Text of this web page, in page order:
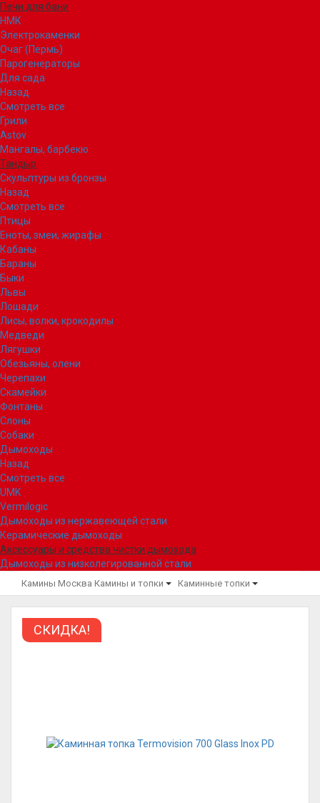
Печи для бани
НМК
Электрокаменки
Очаг (Пермь)
Парогенераторы
Для сада
Назад
Смотреть все
Грили
Astov
Мангалы, барбекю
Тандыр
Скульптуры из бронзы
Назад
Смотреть все
Птицы
Еноты, змеи, жирафы
Кабаны
Бараны
Быки
Львы
Лошади
Лисы, волки, крокодилы
Медведи
Лягушки
Обезьяны, олени
Черепахи
Скамейки
Фонтаны
Слоны
Собаки
Дымоходы
Назад
Смотреть все
UMK
Vermilogic
Дымоходы из нержавеющей стали
Керамические дымоходы
Аксессуары и средства чистки дымохода
Дымоходы из низколегированной стали
Камины Москва Камины и топки Каминные топки
СКИДКА!